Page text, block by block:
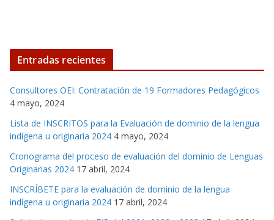
Entradas recientes
Consultores OEI: Contratación de 19 Formadores Pedagógicos
4 mayo, 2024
Lista de INSCRITOS para la Evaluación de dominio de la lengua
indígena u originaria 2024 4 mayo, 2024
Cronograma del proceso de evaluación del dominio de Lenguas
Originarias 2024 17 abril, 2024
INSCRÍBETE para la evaluación de dominio de la lengua
indígena u originaria 2024 17 abril, 2024